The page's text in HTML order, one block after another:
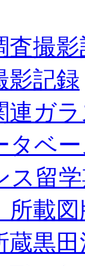
査撮
影記録
連ガ
タベ
ス留
所載
蔵黒